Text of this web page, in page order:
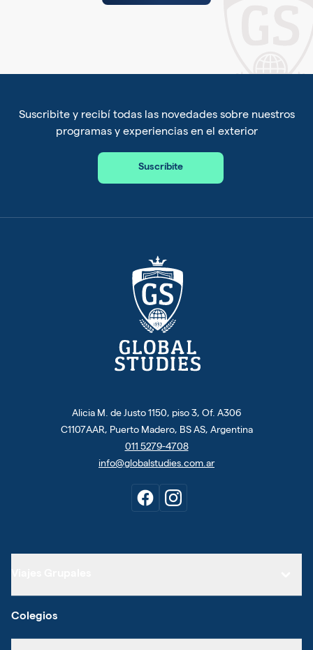
Suscribite y recibí todas las novedades sobre nuestros
programas y experiencias en el exterior
Suscríbite
Alicia M. de Justo 1150, piso 3, Of. A306
C1107AAR, Puerto Madero, BS AS, Argentina
011 5279-4708
info@globalstudies.com.ar
Colegios